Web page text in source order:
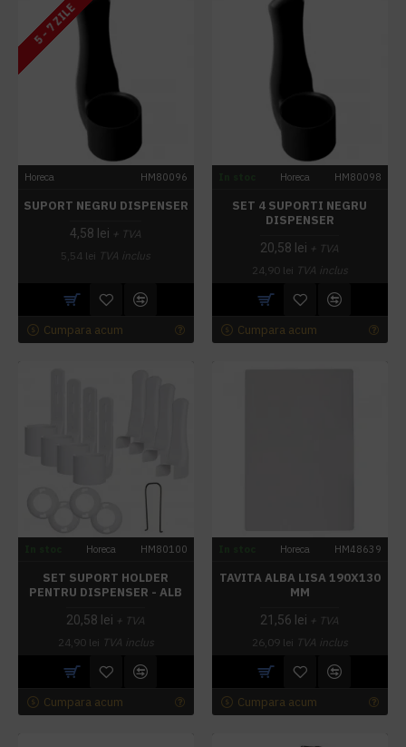
5 - 7 ZILE
Horeca HM80096
SUPORT NEGRU DISPENSER
4,58 lei + TVA
5,54 lei TVA inclus
Cumpara acum
Horeca HM80098
SET 4 SUPORTI NEGRU
DISPENSER
20,58 lei + TVA
24,90 lei TVA inclus
Cumpara acum
Horeca HM80100
SET SUPORT HOLDER
PENTRU DISPENSER - ALB
20,58 lei + TVA
24,90 lei TVA inclus
Cumpara acum
Horeca HM48639
TAVITA ALBA LISA 190X130
MM
21,56 lei + TVA
26,09 lei TVA inclus
Cumpara acum